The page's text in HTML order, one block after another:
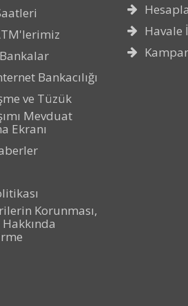
Bankacılığı
ve Tüzük
Mevduat
Ekranı
Korunması,
Havale